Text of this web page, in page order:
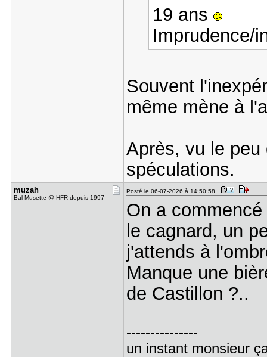
19 ans
Imprudence/
Souvent
même mène à
Après, vu le
spéculations.
muzah
Bal Musette @ HFR depuis 1997
Posté le 06-07-2026 à 14:50:58
On a
le cagnard, un
j'attends à
Manque une
de Castillon ?..
---------------
un instant monsieur